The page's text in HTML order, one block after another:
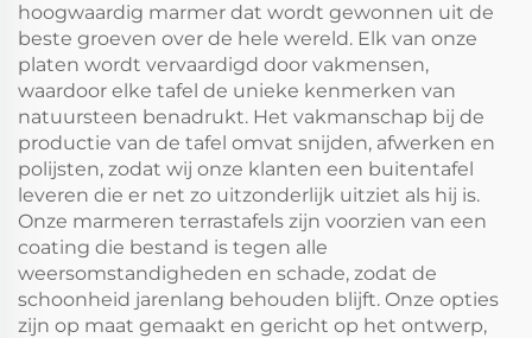
hoogwaardig marmer dat wordt gewonnen uit de
beste groeven over de hele wereld. Elk van onze
platen wordt vervaardigd door vakmensen,
waardoor elke tafel de unieke kenmerken van
natuursteen benadrukt. Het vakmanschap bij de
productie van de tafel omvat snijden, afwerken en
polijsten, zodat wij onze klanten een buitentafel
leveren die er net zo uitzonderlijk uitziet als hij is.
Onze marmeren terrastafels zijn voorzien van een
coating die bestand is tegen alle
weersomstandigheden en schade, zodat de
schoonheid jarenlang behouden blijft. Onze opties
zijn op maat gemaakt en gericht op het ontwerp,